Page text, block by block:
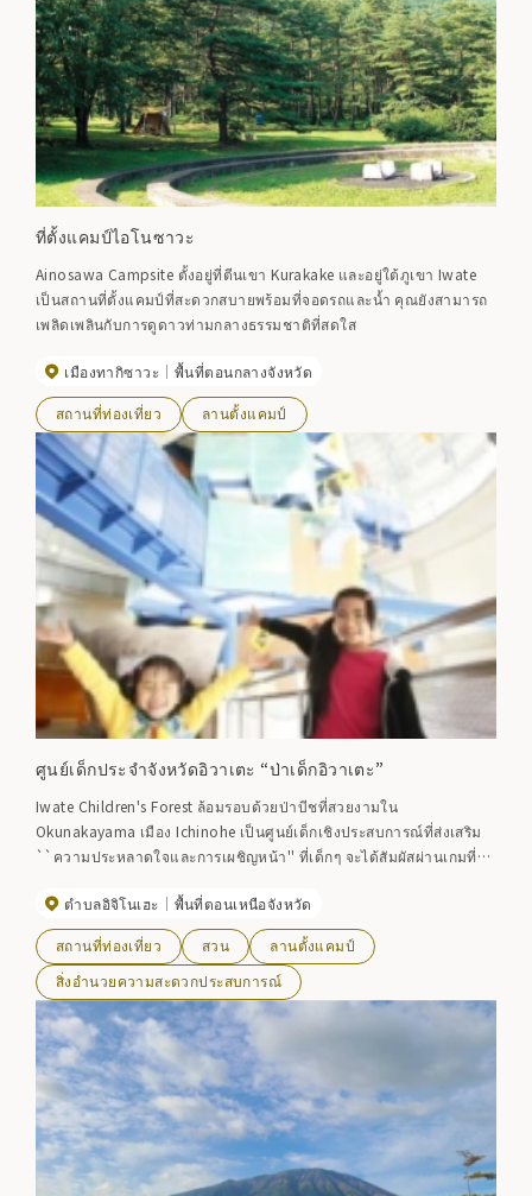
ที่ตั้งแคมป์ไอโนซาวะ
Ainosawa Campsite ตั้งอยู่ที่ตีนเขา Kurakake และอยู่ใต้ภูเขา Iwate
เป็นสถานที่ตั้งแคมป์ที่สะดวกสบายพร้อมที่จอดรถและน้ำ คุณยังสามารถ
เพลิดเพลินกับการดูดาวท่ามกลางธรรมชาติที่สดใส
เมืองทากิซาวะ พื้นที่ตอนกลางจังหวัด
สถานที่ท่องเที่ยว ลานตั้งแคมป์
ศูนย์เด็กประจำจังหวัดอิวาเตะ “ป่าเด็กอิวาเตะ”
Iwate Children's Forest ล้อมรอบด้วยป่าบีชที่สวยงามใน
Okunakayama เมือง Ichinohe เป็นศูนย์เด็กเชิงประสบการณ์ที่ส่งเสริม
``ความประหลาดใจและการเผชิญหน้า'' ที่เด็กๆ จะได้สัมผัสผ่านเกมที่
"Hello House" และ "Go-Go House" ทรงกรวย ตลอดจนสนามแคมป์ไฟ
สำหรับทุกสภาพอากาศ และสิ่งอำนวยความสะดวกกลางแจ้ง ดังนั้นทั้ง
เด็กและผู้ใหญ่จึงสามารถผ่อนคลายและเพลิดเพลินได้ นอกจากนี้ยัง
สามารถใช้เป็นที่พัก การประชุม การฝึกอบรม ฯลฯ
ตำบลอิจิโนเฮะ พื้นที่ตอนเหนือจังหวัด
สถานที่ท่องเที่ยว สวน
ลานตั้งแคมป์
สิ่งอำนวยความสะดวกประสบการณ์